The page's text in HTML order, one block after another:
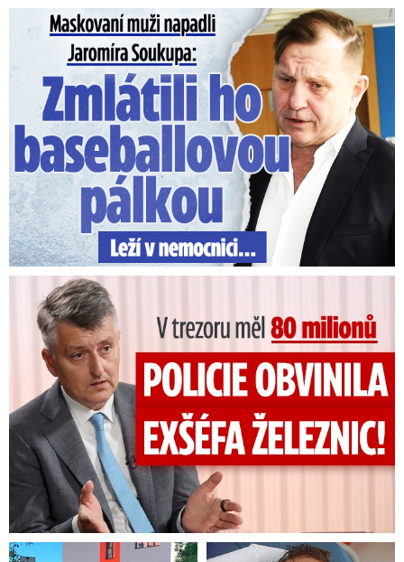
Maskovaní muži napadli Jaromíra Soukupa: Krvavá nakládačka
V trezoru měl 80 milionů: Policie obvinila exšéfa železnic!